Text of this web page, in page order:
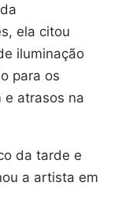
ela citou
iluminação
para os
e atrasos na
da tarde e
a artista em